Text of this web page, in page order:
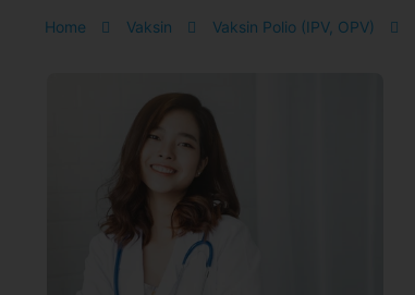
Home Vaksin Vaksin Polio (IPV, OPV)